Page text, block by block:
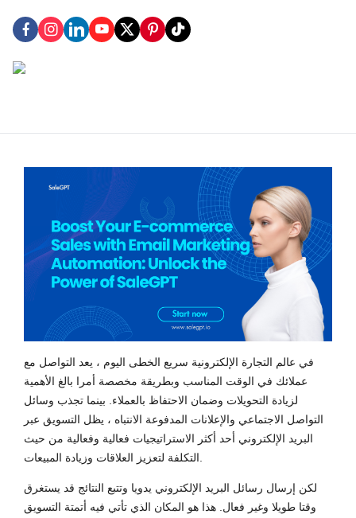
في عالم التجارة الإلكترونية سريع الخطى اليوم ، يعد التواصل مع
عملائك في الوقت المناسب وبطريقة مخصصة أمرا بالغ الأهمية
لزيادة التحويلات وضمان الاحتفاظ بالعملاء. بينما تجذب وسائل
التواصل الاجتماعي والإعلانات المدفوعة الانتباه ، يظل التسويق عبر
البريد الإلكتروني أحد أكثر الاستراتيجيات فعالية وفعالية من حيث
لكن إرسال رسائل البريد الإلكتروني يدويا وتتبع النتائج قد يستغرق
وقتا طويلا وغير فعال. هذا هو المكان الذي تأتي فيه أتمتة التسويق